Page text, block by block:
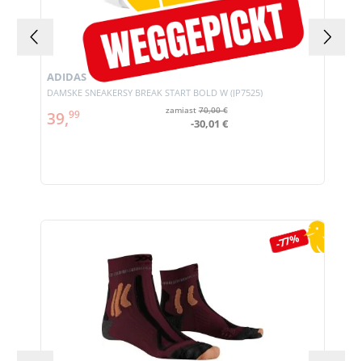
DAMSKE SNEAKERSY BREAK START BOLD W (JP7525)
ADIDAS
39,99 zamiast70,00 €
-30,01 €
-77%